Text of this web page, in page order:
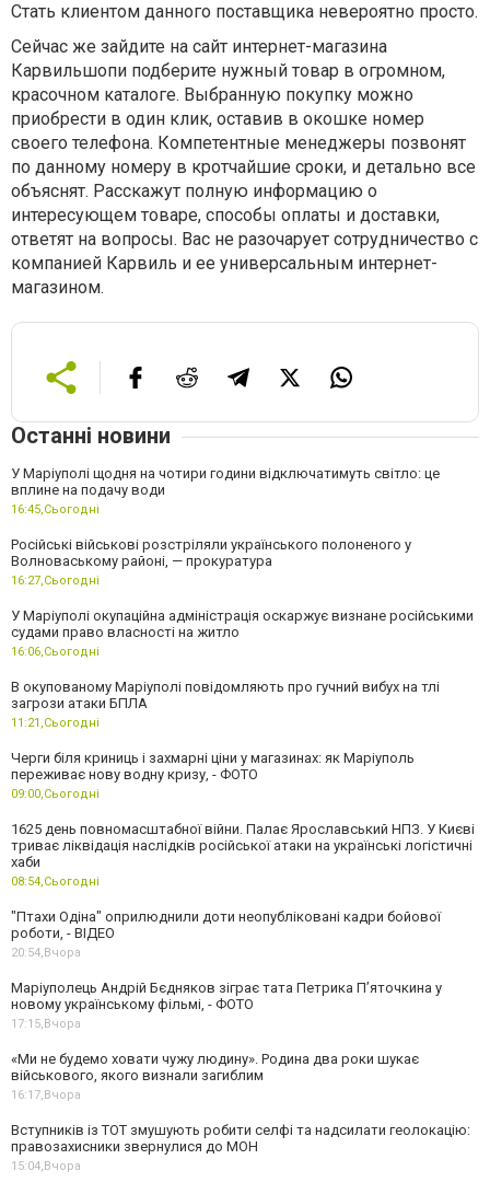
Стать клиентом данного поставщика невероятно просто.
Сейчас же зайдите на сайт интернет-магазина
Карвильшопи подберите нужный товар в огромном,
красочном каталоге. Выбранную покупку можно
приобрести в один клик, оставив в окошке номер
своего телефона. Компетентные менеджеры позвонят
по данному номеру в кротчайшие сроки, и детально все
объяснят. Расскажут полную информацию о
интересующем товаре, способы оплаты и доставки,
ответят на вопросы. Вас не разочарует сотрудничество с
компанией Карвиль и ее универсальным интернет-
магазином.
Останні новини
У Маріуполі щодня на чотири години відключатимуть світло: це
вплине на подачу води
16:45,Сьогодні
Російські військові розстріляли українського полоненого у
Волноваському районі, — прокуратура
16:27,Сьогодні
У Маріуполі окупаційна адміністрація оскаржує визнане російськими
судами право власності на житло
16:06,Сьогодні
В окупованому Маріуполі повідомляють про гучний вибух на тлі
загрози атаки БПЛА
11:21,Сьогодні
Черги біля криниць і захмарні ціни у магазинах: як Маріуполь
переживає нову водну кризу, - ФОТО
09:00,Сьогодні
1625 день повномасштабної війни. Палає Ярославський НПЗ. У Києві
триває ліквідація наслідків російської атаки на українські логістичні
хаби
08:54,Сьогодні
"Птахи Одіна" оприлюднили доти неопубліковані кадри бойової
роботи, - ВІДЕО
20:54,Вчора
Маріуполець Андрій Бєдняков зіграє тата Петрика П’яточкина у
новому українському фільмі, - ФОТО
17:15,Вчора
«Ми не будемо ховати чужу людину». Родина два роки шукає
військового, якого визнали загиблим
16:17,Вчора
Вступників із ТОТ змушують робити селфі та надсилати геолокацію:
правозахисники звернулися до МОН
15:04,Вчора